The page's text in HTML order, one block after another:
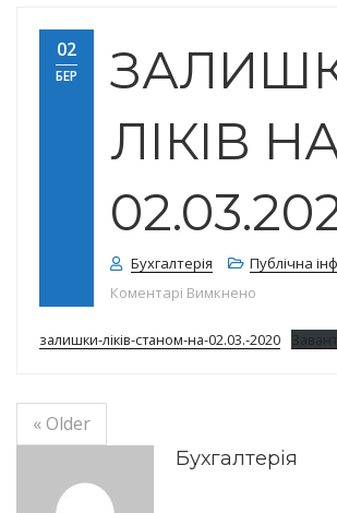
Черкаський
центр ПМСД"
02
БЕР
ЛІКІВ
Бухгалтерія
Публічна
Коментарі Вимкнено
залишки-ліків-станом-на-02.03.-2020
« Older
Бухгалтерія